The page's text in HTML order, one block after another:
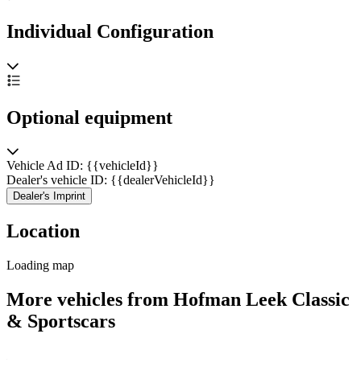
Individual Configuration
Optional equipment
Vehicle Ad ID: {{vehicleId}}
Dealer's vehicle ID: {{dealerVehicleId}}
Dealer's Imprint
Location
Loading map
More vehicles from Hofman Leek Classic
& Sportscars